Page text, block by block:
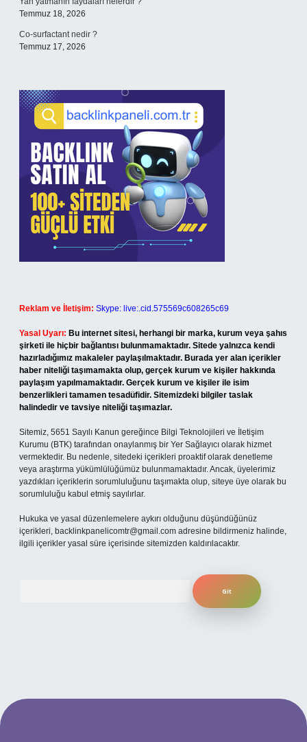
Temmuz 18, 2026
Co-surfactant nedir ?
Temmuz 17, 2026
Reklam ve İletişim: Skype: live:.cid.575569c608265c69
Yasal Uyarı: Bu internet sitesi, herhangi bir marka, kurum veya şahıs
şirketi ile hiçbir bağlantısı bulunmamaktadır. Sitede yalnızca kendi
hazırladığımız makaleler paylaşılmaktadır. Burada yer alan içerikler
haber niteliği taşımamakta olup, gerçek kurum ve kişiler hakkında
paylaşım yapılmamaktadır. Gerçek kurum ve kişiler ile isim
benzerlikleri tamamen tesadüfidir. Sitemizdeki bilgiler taslak
halindedir ve tavsiye niteliği taşımazlar.
Sitemiz, 5651 Sayılı Kanun gereğince Bilgi Teknolojileri ve İletişim
Kurumu (BTK) tarafından onaylanmış bir Yer Sağlayıcı olarak hizmet
vermektedir. Bu nedenle, sitedeki içerikleri proaktif olarak denetleme
veya araştırma yükümlülüğümüz bulunmamaktadır. Ancak, üyelerimiz
yazdıkları içeriklerin sorumluluğunu taşımakta olup, siteye üye olarak bu
sorumluluğu kabul etmiş sayılırlar.
Hukuka ve yasal düzenlemelere aykırı olduğunu düşündüğünüz
içerikleri, backlinkpanelicomtr@gmail.com adresine bildirmeniz halinde,
ilgili içerikler yasal süre içerisinde sitemizden kaldırılacaktır.